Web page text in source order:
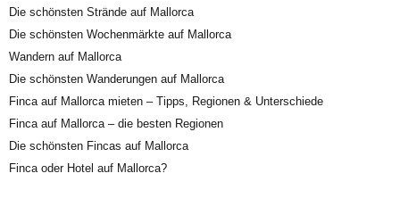
Die schönsten Strände auf Mallorca
Die schönsten Wochenmärkte auf Mallorca
Wandern auf Mallorca
Die schönsten Wanderungen auf Mallorca
Finca auf Mallorca mieten – Tipps, Regionen & Unterschiede
Finca auf Mallorca – die besten Regionen
Die schönsten Fincas auf Mallorca
Finca oder Hotel auf Mallorca?